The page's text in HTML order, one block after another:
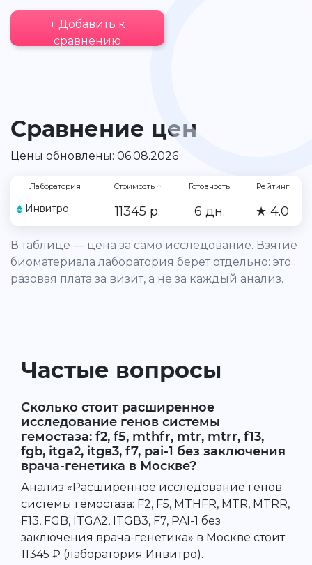
+ Добавить к
сравнению
Сравнение цен
Цены обновлены: 06.08.2026
Лаборатория Стоимость ↑ Готовность Рейтинг
Инвитро 11345 р. 6 дн. ★ 4.0
В таблице — цена за само исследование. Взятие
биоматериала лаборатория берёт отдельно: это
разовая плата за визит, а не за каждый анализ.
Частые вопросы
Сколько стоит расширенное
исследование генов системы
гемостаза: f2, f5, mthfr, mtr, mtrr, f13,
fgb, itga2, itgв3, f7, pai-1 без заключения
врача-генетика в Москве?
Анализ «Расширенное исследование генов
системы гемостаза: F2, F5, MTHFR, MTR, MTRR,
F13, FGB, ITGA2, ITGВ3, F7, PAI-1 без
заключения врача-генетика» в Москве стоит
11345 ₽ (лаборатория Инвитро).